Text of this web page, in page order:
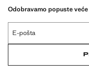
Odobravamo popuste
E-pošta